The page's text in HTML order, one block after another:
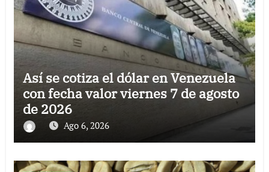
Así se cotiza el dólar en Venezuela
con fecha valor viernes 7 de agosto
de 2026
Ago 6, 2026